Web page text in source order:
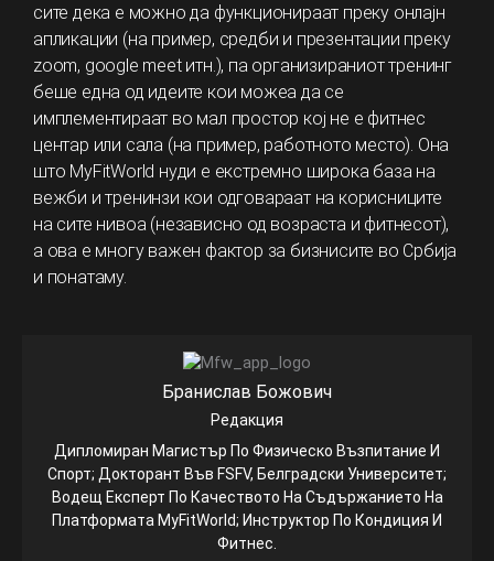
сите дека е можно да функционираат преку онлајн
апликации (на пример, средби и презентации преку
zoom, google meet итн.), па организираниот тренинг
беше една од идеите кои можеа да се
имплементираат во мал простор кој не е фитнес
центар или сала (на пример, работното место). Она
што MyFitWorld нуди е екстремно широка база на
вежби и тренинзи кои одговараат на корисниците
на сите нивоа (независно од возраста и фитнесот),
а ова е многу важен фактор за бизнисите во Србија
и понатаму.
Бранислав Божович
Редакция
Дипломиран Магистър По Физическо Възпитание И
Спорт; Докторант Във FSFV, Белградски Университет;
Водещ Експерт По Качеството На Съдържанието На
Платформата MyFitWorld; Инструктор По Кондиция И
Фитнес.